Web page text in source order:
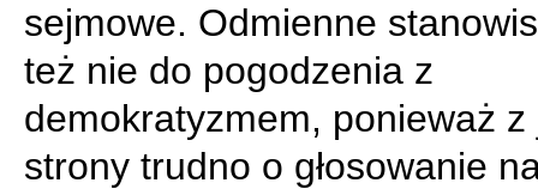
sejmowe. Odmienne
też nie do pogodzenia z
demokratyzmem, ponieważ z
strony trudno o głosowanie